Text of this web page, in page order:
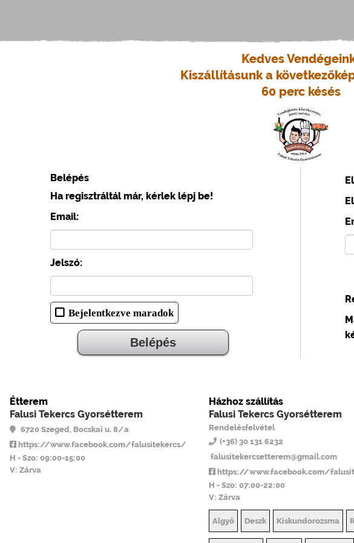
Kedves
Kiszállításunk a
60 perc késés
Belépés
Ha regisztráltál már, kérlek lépj be!
Email:
Jelszó:
Bejelentkezve maradok
Étterem
Falusi Tekercs Gyorsétterem
6720 Szeged, Bocskai u. 8/a
https://www.facebook.com/falusitekercs/
H - Szo: 09:00-15:00
V: Zárva
Házhoz szállítás
Falusi Tekercs Gyorsétterem
Rendelésfelvétel
(+36) 30 131 6232
falusitekercsetterem@gmail.com
https://www.facebook.com/
H - Szo: 07:00-22:00
V: Zárva
Algyő Deszk Kiskundorozsma